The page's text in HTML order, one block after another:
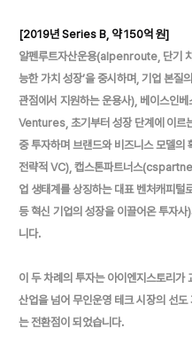
[2019년 Series B, 약 150억 원]
알펜루트자산운용(alpenroute, 단기
능한 가치 성장’을 중시하며, 기업 본질
관점에서 지원하는 운용사), 베이스인
Ventures, 초기부터 성장 단계에 이르
중 투자하며 브랜드와 비즈니스 모델의
전략적 VC), 캡스톤파트너스
업 생태계를 상징하는 대표 벤처캐피털
등 혁신 기업의 성장을 이끌어온 투자사
니다.
이 두 차례의 투자는 아이엔지스토리가
산업을 넘어 무인운영 테크 시장의 선도
는 전환점이 되었습니다.